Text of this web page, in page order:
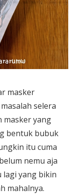
masker
selera
masker yang
bentuk bubuk
itu cuma
nemu aja
lagi yang bikin
mahalnya.